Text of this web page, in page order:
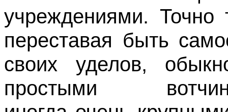
учреждениями.
переставая быть
своих уделов,
простыми